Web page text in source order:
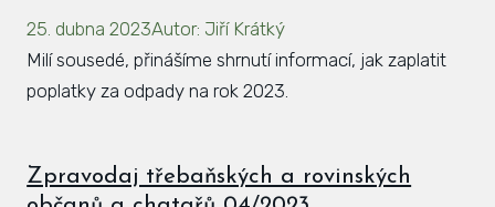
25. dubna 2023Autor: Jiří Krátký
Milí sousedé, přinášíme shrnutí informací, jak zaplatit
poplatky za odpady na rok 2023.
Zpravodaj třebaňských a rovinských